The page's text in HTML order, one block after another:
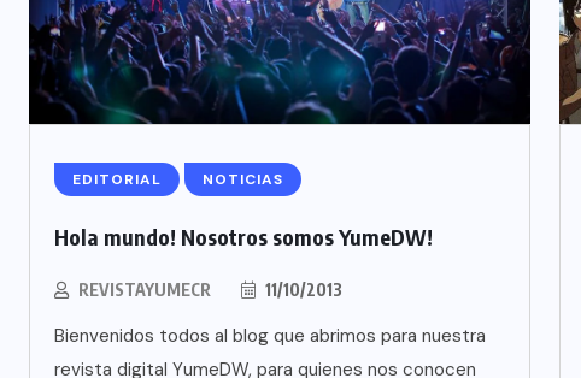
EDITORIAL NOTICIAS
Hola mundo! Nosotros somos YumeDW!
REVISTAYUMECR 11/10/2013
Bienvenidos todos al blog que abrimos para nuestra
revista digital YumeDW, para quienes nos conocen